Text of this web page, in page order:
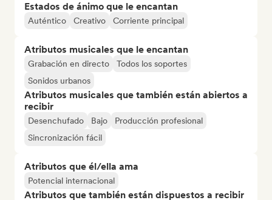
Estados de ánimo que le encantan
Auténtico Creativo Corriente principal
Atributos musicales que le encantan
Grabación en directo
Todos los soportes
Sonidos urbanos
Atributos musicales que también están abiertos a
recibir
Desenchufado Bajo
Producción profesional
Sincronización fácil
Atributos que él/ella ama
Potencial internacional
Atributos que también están dispuestos a recibir